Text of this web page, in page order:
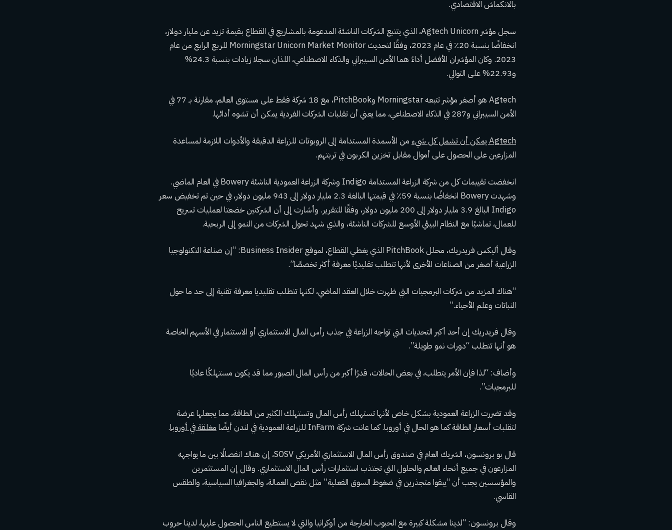
بالانكماش الاقتصادي.
سجل مؤشر Agtech Unicorn، الذي يتتبع الشركات الناشئة المدعومة بالمشاريع في القطاع بقيمة تزيد عن مليار دولار،
انخفاضًا بنسبة 20٪ في عام 2023، وفقًا لتحديث Morningstar Unicorn Market Monitor للربع الرابع من عام
2023. وكان المؤشران الأفضل أداءً هما الأمن السيبراني والذكاء الاصطناعي، اللذان سجلا زيادات بنسبة 24.3%
و22.93% على التوالي.
Agtech هو أصغر مؤشر تتبعه Morningstar وPitchBook، مع 18 شركة فقط على مستوى العالم، مقارنة بـ 77 في
الأمن السيبراني و287 في الذكاء الاصطناعي، مما يعني أن تقلبات الشركات الفردية يمكن أن تشوه أدائها.
Agtech يمكن أن تشمل كل شيء
من الأسمدة المستدامة إلى الروبوتات للزراعة الدقيقة والأدوات اللازمة لمساعدة
المزارعين على الحصول على أموال مقابل تخزين الكربون في تربتهم.
انخفضت تقييمات كل من شركة الزراعة المستدامة Indigo وشركة الزراعة العمودية الناشئة Bowery في العام الماضي.
وشهدت Bowery انخفاضًا بنسبة 59٪ في قيمتها البالغة 2.3 مليار دولار إلى 943 مليون دولار، في حين تم تخفيض سعر
Indigo البالغ 3.9 مليار دولار إلى 200 مليون دولار، وفقًا للتقرير. وأشارت إلى أن الشركتين خضعتا لعمليات تسريح
للعمال، تماشيًا مع النظام البيئي الأوسع للشركات الناشئة، والذي شهد تحول الشركات من النمو إلى الربحية.
وقال أليكس فريدريك، محلل PitchBook الذي يغطي القطاع، لموقع Business Insider: “إن صناعة التكنولوجيا
الزراعية أصغر من الصناعات الأخرى لأنها تتطلب تقليديًا معرفة أكثر تخصصًا”.
“هناك المزيد من شركات البرمجيات التي ظهرت خلال العقد الماضي، لكنها تتطلب تقليديا معرفة تقنية إلى حد ما حول
النباتات وعلم الأحياء.”
وقال فريدريك إن أحد أكبر التحديات التي تواجه الزراعة في جذب رأس المال الاستثماري أو الاستثمار في الأسهم الخاصة
هو أنها تتطلب “دورات نمو طويلة”.
وأضاف: “لذا فإن الأمر يتطلب، في بعض الحالات، قدرًا أكبر من رأس المال الصبور مما قد يكون مستهلكًا عاديًا
للبرمجيات”.
وقد تضررت الزراعة العمودية بشكل خاص لأنها تستهلك رأس المال وتستهلك الكثير من الطاقة، مما يجعلها عرضة
لتقلبات أسعار الطاقة كما هو الحال في أوروبا. كما عانت شركة InFarm للزراعة العمودية في لندن أيضًا
مغلقة في أوروبا.
قال بو برونسون، الشريك العام في صندوق رأس المال الاستثماري الأمريكي SOSV، إن هناك انفصالًا بين ما يواجهه
المزارعون في جميع أنحاء العالم والحلول التي تجتذب استثمارات رأس المال الاستثماري. وقال إن المستثمرين
والمؤسسين يجب أن “يبقوا متجذرين في ضغوط السوق الفعلية” مثل نقص العمالة، والجغرافيا السياسية، والطقس
القاسي.
وقال برونسون: “لدينا مشكلة كبيرة مع الحبوب الخارجة من أوكرانيا والتي لا يستطيع الناس الحصول عليها، لدينا حروب